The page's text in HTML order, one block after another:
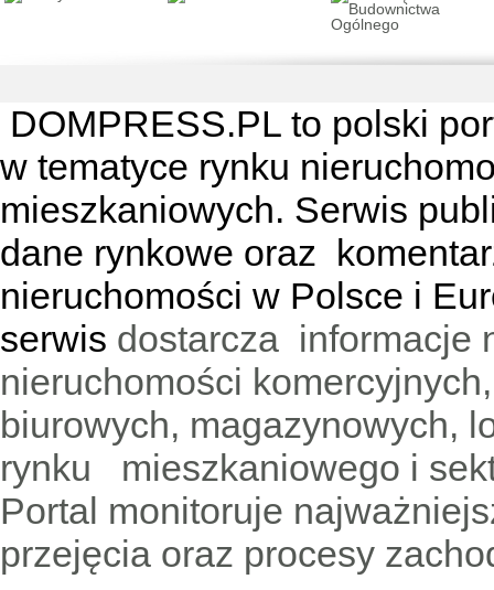
DOMPRESS.PL to polski
w tematyce rynku
mieszkaniowych. Serwis
dane rynkowe oraz
nieruchomości w Polsce i
serwis dostarcza informacje
nieruchomości
biurowych, magazynowych,
rynku mieszkaniowego i
Portal monitoruje
przejęcia oraz procesy